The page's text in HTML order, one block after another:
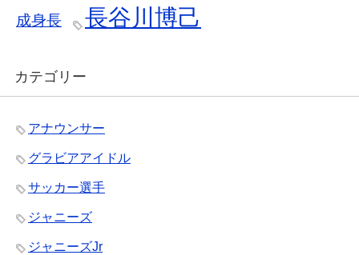
成身長
長谷川博己
カテゴリー
アナウンサー
グラビアアイドル
サッカー選手
ジャニーズ
ジャニーズJr